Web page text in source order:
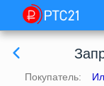
Покупатель: